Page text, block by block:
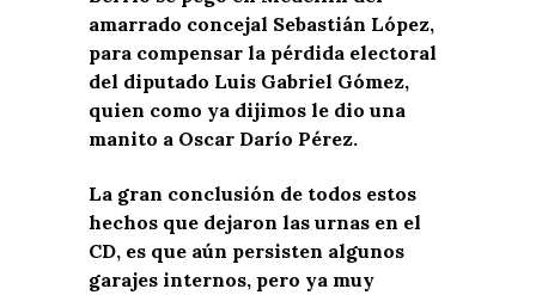
amarrado concejal Sebastián López,
para compensar la pérdida electoral
del diputado Luis Gabriel Gómez,
quien como ya dijimos le dio una
manito a Oscar Darío Pérez.
La gran conclusión de todos estos
hechos que dejaron las urnas en el
CD, es que aún persisten algunos
garajes internos, pero ya muy